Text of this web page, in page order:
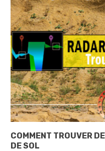
COMMENT TROUVER
DE SOL